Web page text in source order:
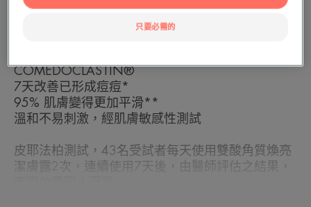
COMEDOCLASTIN®
7天改善已形成痘痘*
95% 肌膚變得更加平滑**
溫和不易刺激，經肌膚敏感性測試
皮耶法柏測試，43名受試者每天使用雙酸角質煥亮
潔膚露2次，連續使用7天後，由醫師評估之結果，
只要必需的